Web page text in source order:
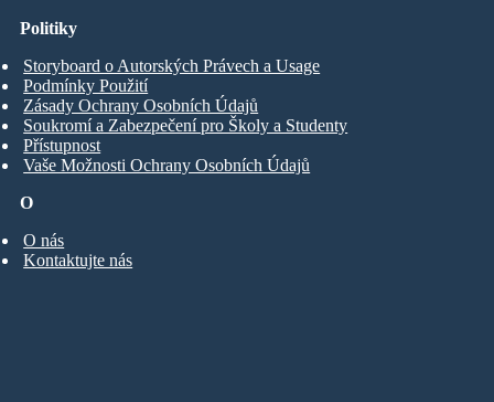
O
O nás
Kontaktujte nás
Politiky
Storyboard o Autorských Právech a Usage
Podmínky Použití
Zásady Ochrany Osobních Údajů
Soukromí a Zabezpečení pro Školy a Studenty
Přístupnost
Vaše Možnosti Ochrany Osobních Údajů